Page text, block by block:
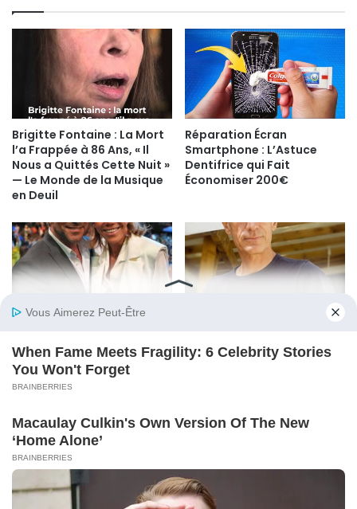
Brigitte Fontaine : La Mort
l’a Frappée à 86 Ans, « Il
Nous a Quittés Cette Nuit »
— Le Monde de la Musique
en Deuil
Réparation Écran
Smartphone : L’Astuce
Dentifrice qui Fait
Économiser 200€
des critiques : Bernard
Montiel prend sa défense
avec émotion
de Jérôme Barella fait un
aveu terrifiant : “Parfois
© Copyright 2026, All Rights Reserved |
Politique de cookie
Contactez-nous